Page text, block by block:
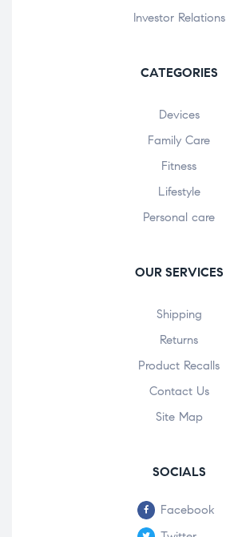
Investor Relations
CATEGORIES
Devices
Family Care
Fitness
Lifestyle
Personal care
OUR SERVICES
Shipping
Returns
Product Recalls
Contact Us
Site Map
SOCIALS
Facebook